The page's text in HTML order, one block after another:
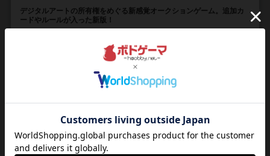
デジタルアートの所有権をめぐる新感覚オークションゲーム。追加カ
ードやルールが入った新版！
ヤマグチ タカナリ（Takanari Yamaguchi）
セレブプロダクツ（celeb products）
スマートエイプゲームス（Smart Ape Games）
経験あり お気に入り